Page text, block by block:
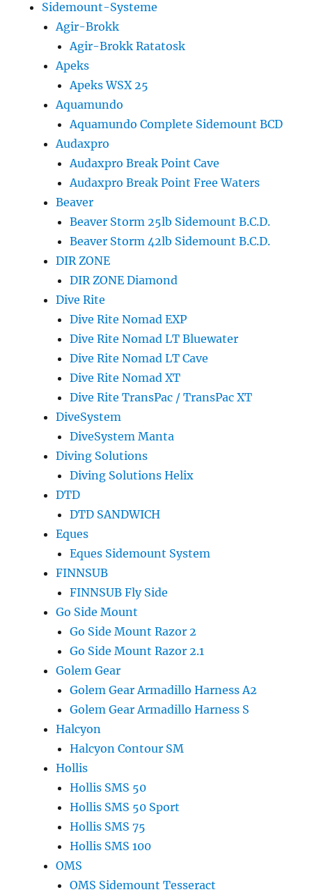
Sidemount-Systeme
Agir-Brokk
Agir-Brokk Ratatosk
Apeks
Apeks WSX 25
Aquamundo
Aquamundo Complete Sidemount BCD
Audaxpro
Audaxpro Break Point Cave
Audaxpro Break Point Free Waters
Beaver
Beaver Storm 25lb Sidemount B.C.D.
Beaver Storm 42lb Sidemount B.C.D.
DIR ZONE
DIR ZONE Diamond
Dive Rite
Dive Rite Nomad EXP
Dive Rite Nomad LT Bluewater
Dive Rite Nomad LT Cave
Dive Rite Nomad XT
Dive Rite TransPac / TransPac XT
DiveSystem
DiveSystem Manta
Diving Solutions
Diving Solutions Helix
DTD
DTD SANDWICH
Eques
Eques Sidemount System
FINNSUB
FINNSUB Fly Side
Go Side Mount
Go Side Mount Razor 2
Go Side Mount Razor 2.1
Golem Gear
Golem Gear Armadillo Harness A2
Golem Gear Armadillo Harness S
Halcyon
Halcyon Contour SM
Hollis
Hollis SMS 50
Hollis SMS 50 Sport
Hollis SMS 75
Hollis SMS 100
OMS
OMS Sidemount Tesseract